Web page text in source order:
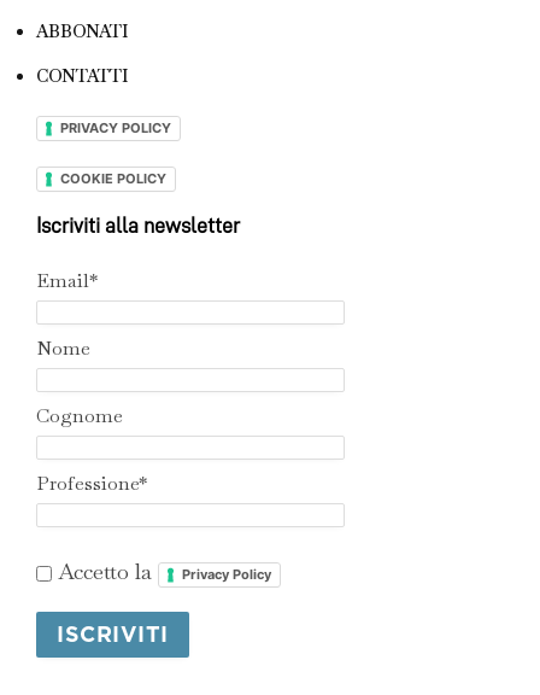
ABBONATI
CONTATTI
PRIVACY POLICY
COOKIE POLICY
Iscriviti alla newsletter
Email*
Nome
Cognome
Professione*
Accetto la Privacy Policy